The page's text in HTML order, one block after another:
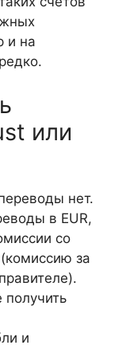
и на
или
нет.
в EUR,
со
за
и